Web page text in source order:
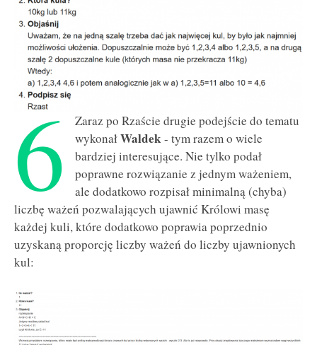
6
Zaraz po Rzaście drugie podejście do tematu
wykonałWaldek- tym razem o wiele
bardziej interesujące. Nie tylko podał
poprawne rozwiązanie z jednym ważeniem,
ale dodatkowo rozpisał minimalną (chyba)
liczbę ważeń pozwalających ujawnić Królowi masę
każdej kuli, które dodatkowo poprawia poprzednio
uzyskaną proporcję liczby ważeń do liczby ujawnionych
kul: